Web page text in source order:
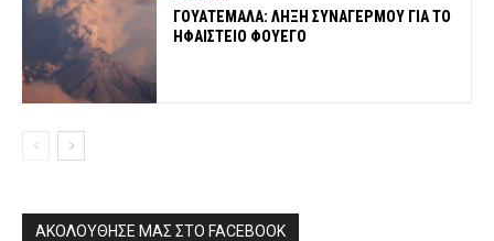
ΓΟΥΑΤΕΜΑΛΑ: ΛΗΞΗ ΣΥΝΑΓΕΡΜΟΥ ΓΙΑ ΤΟ
ΗΦΑΙΣΤΕΙΟ ΦΟΥΕΓΟ
ΑΚΟΛΟΥΘΗΣΕ ΜΑΣ ΣΤΟ FACEBOOK